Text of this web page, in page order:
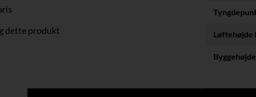
dette produkt
Løftehøjde